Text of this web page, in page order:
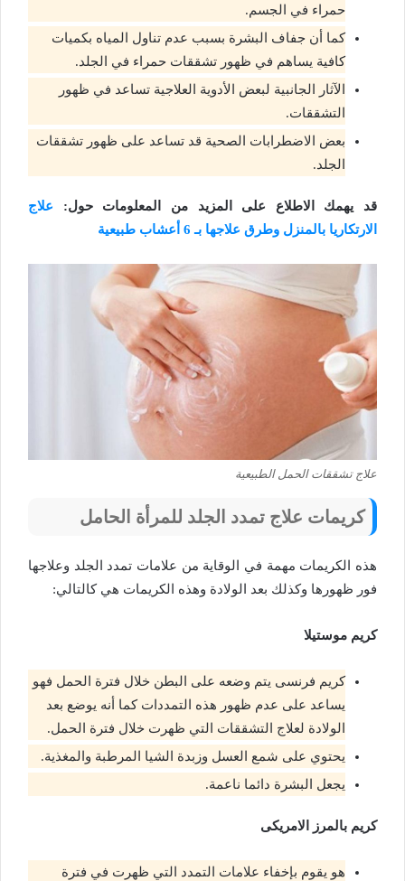
حمراء في الجسم.
كما أن جفاف البشرة بسبب عدم تناول المياه بكميات
كافية يساهم في ظهور تشققات حمراء في الجلد.
الآثار الجانبية لبعض الأدوية العلاجية تساعد في ظهور
التشققات.
بعض الاضطرابات الصحية قد تساعد على ظهور تشققات
الجلد.
قد يهمك الاطلاع على المزيد من المعلومات حول: علاج
الارتكاريا بالمنزل وطرق علاجها بـ 6 أعشاب طبيعية
علاج تشققات الحمل الطبيعية
كريمات علاج تمدد الجلد للمرأة الحامل
هذه الكريمات مهمة في الوقاية من علامات تمدد الجلد وعلاجها
فور ظهورها وكذلك بعد الولادة وهذه الكريمات هي كالتالي:
كريم موستيلا
كريم فرنسى يتم وضعه على البطن خلال فترة الحمل فهو
يساعد على عدم ظهور هذه التمددات كما أنه يوضع بعد
الولادة لعلاج التشققات التي ظهرت خلال فترة الحمل.
يحتوي على شمع العسل وزبدة الشيا المرطبة والمغذية.
يجعل البشرة دائما ناعمة.
كريم بالمرز الامريكى
هو يقوم بإخفاء علامات التمدد التي ظهرت في فترة